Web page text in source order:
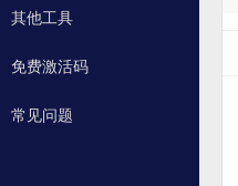
其他工具
免费激活码
常见问题